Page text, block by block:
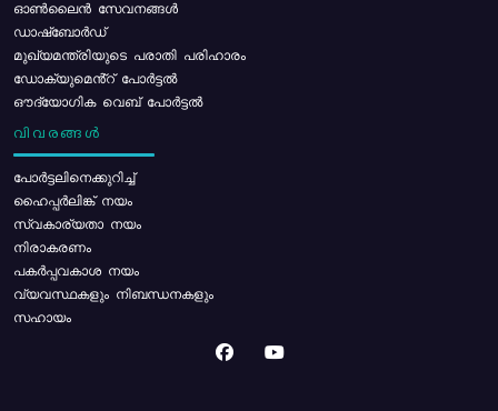
ഓൺലൈൻ സേവനങ്ങൾ
ഡാഷ്ബോർഡ്
മുഖ്യമന്ത്രിയുടെ പരാതി പരിഹാരം
ഡോക്യുമെൻ്റ് പോർട്ടൽ
ഔദ്യോഗിക വെബ് പോർട്ടൽ
വിവരങ്ങൾ
പോര്‍ട്ടലിനെക്കുറിച്ച്
ഹൈപ്പർലിങ്ക് നയം
സ്വകാര്യതാ നയം
നിരാകരണം
പകർപ്പവകാശ നയം
വ്യവസ്ഥകളും നിബന്ധനകളും
സഹായം